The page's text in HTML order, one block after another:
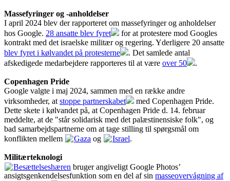
Massefyringer og -anholdelser
I april 2024 blev der rapporteret om massefyringer og anholdelser
hos Google. 28 ansatte blev fyret
for at protestere mod Googles
kontrakt med det israelske militær og regering. Yderligere 20 ansatte
blev fyret i kølvandet på protesterne
. Det samlede antal
afskedigede medarbejdere rapporteres til at være over 50 .
Copenhagen Pride
Google valgte i maj 2024, sammen med en række andre
virksomheder, at stoppe partnerskabet
med Copenhagen Pride.
Dette skete i kølvandet på, at Copenhagen Pride d. 14. februar
meddelte, at de "står solidarisk med det palæstinensiske folk", og
bad samarbejdspartnerne om at tage stilling til spørgsmål om
konflikten mellem
Gaza og Israel.
Militærteknologi
Besættelseshæren bruger angiveligt Google Photos’
ansigtsgenkendelsesfunktion som en del af sin masseovervågning af